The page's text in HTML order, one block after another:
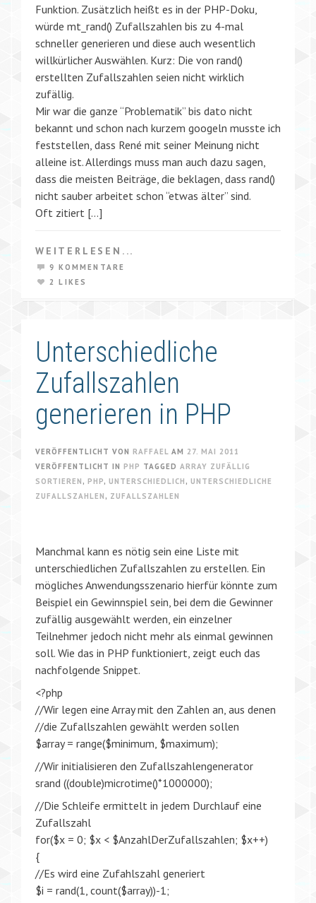
Funktion. Zusätzlich heißt es in der PHP-Doku,
würde mt_rand() Zufallszahlen bis zu 4-mal
schneller generieren und diese auch wesentlich
willkürlicher Auswählen. Kurz: Die von rand()
erstellten Zufallszahlen seien nicht wirklich
zufällig.
Mir war die ganze “Problematik” bis dato nicht
bekannt und schon nach kurzem googeln musste ich
feststellen, dass René mit seiner Meinung nicht
alleine ist. Allerdings muss man auch dazu sagen,
dass die meisten Beiträge, die beklagen, dass rand()
nicht sauber arbeitet schon “etwas älter” sind.
Oft zitiert […]
WEITERLESEN...
9 KOMMENTARE
2 LIKES
Unterschiedliche
Zufallszahlen
generieren in PHP
VERÖFFENTLICHT VON RAFFAEL AM 27. MAI 2011
VERÖFFENTLICHT IN PHP TAGGED ARRAY ZUFÄLLIG
SORTIEREN , PHP, UNTERSCHIEDLICH , UNTERSCHIEDLICHE
ZUFALLSZAHLEN , ZUFALLSZAHLEN
Manchmal kann es nötig sein eine Liste mit
unterschiedlichen Zufallszahlen zu erstellen. Ein
mögliches Anwendungsszenario hierfür könnte zum
Beispiel ein Gewinnspiel sein, bei dem die Gewinner
zufällig ausgewählt werden, ein einzelner
Teilnehmer jedoch nicht mehr als einmal gewinnen
soll. Wie das in PHP funktioniert, zeigt euch das
nachfolgende Snippet.
<?php
//Wir legen eine Array mit den Zahlen an, aus denen
//die Zufallszahlen gewählt werden sollen
$array = range($minimum, $maximum);
//Wir initialisieren den Zufallszahlengenerator
srand ((double)microtime()*1000000);
//Die Schleife ermittelt in jedem Durchlauf eine
Zufallszahl
for($x = 0; $x < $AnzahlDerZufallszahlen; $x++)
{
//Es wird eine Zufahlszahl generiert
$i = rand(1, count($array))-1;